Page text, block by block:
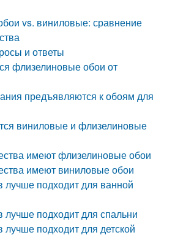
vs. виниловые: сравнение
и ответы
флизелиновые обои от
предъявляются к обоям для
виниловые и флизелиновые
имеют флизелиновые обои
имеют виниловые обои
лучше подходит для ванной
лучше подходит для спальни
лучше подходит для детской